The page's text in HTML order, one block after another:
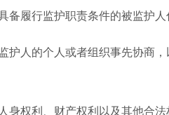
行监护职责条件的被监护人
的个人或者组织事先协商，
权利、财产权利以及其他合法